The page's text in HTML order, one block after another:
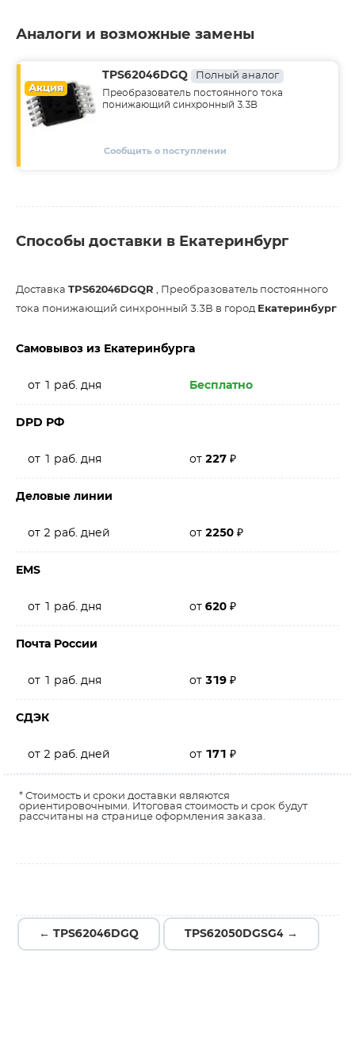
Аналоги и возможные замены
Акция
TPS62046DGQ Полный аналог
Преобразователь постоянного тока
понижающий синхронный 3.3В
Сообщить о поступлении
Способы доставки в Екатеринбург
Доставка TPS62046DGQR , Преобразователь постоянного
тока понижающий синхронный 3.3В в город Екатеринбург
Самовывоз из Екатеринбурга
от 1 раб. дня Бесплатно
DPD РФ
от 1 раб. дня от 227 ₽
Деловые линии
от 2 раб. дней от 2250 ₽
EMS
от 1 раб. дня от 620 ₽
Почта России
от 1 раб. дня от 319 ₽
СДЭК
от 2 раб. дней от 171 ₽
* Стоимость и сроки доставки являются
ориентировочными. Итоговая стоимость и срок будут
рассчитаны на странице оформления заказа.
← TPS62046DGQ TPS62050DGSG4 →